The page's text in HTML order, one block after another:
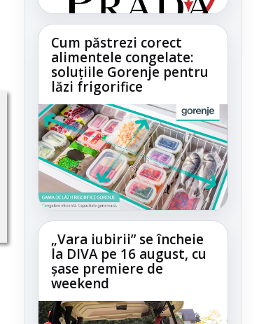
Cum păstrezi corect
alimentele congelate:
soluțiile Gorenje pentru
lăzi frigorifice
„Vara iubirii” se încheie
la DIVA pe 16 august, cu
șase premiere de
weekend